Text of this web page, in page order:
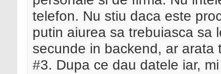
telefon. Nu stiu daca este
putin aiurea sa trebuiasca sa
secunde in backend, ar
#3. Dupa ce dau datele iar,